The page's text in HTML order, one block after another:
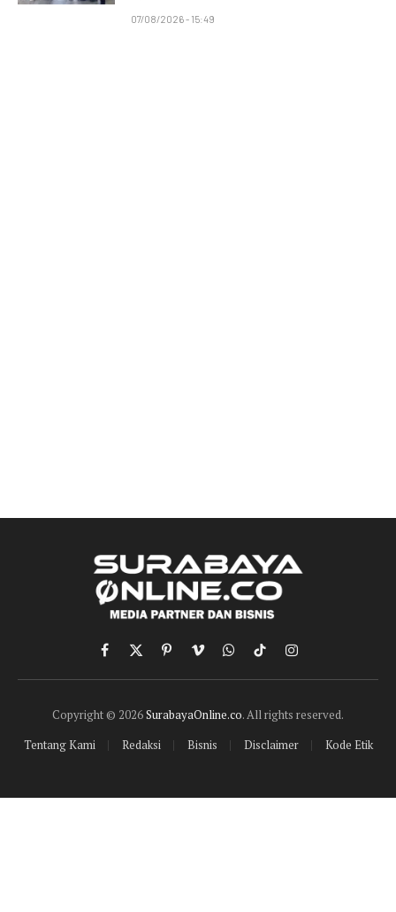
07/08/2026 - 15:49
Facebook
X
(Twitter)
PinterestVimeoWhatsApp
TikTokInstagram
Copyright © 2026SurabayaOnline.co. All rights reserved.
Tentang Kami
Redaksi Bisnis Disclaimer Kode Etik